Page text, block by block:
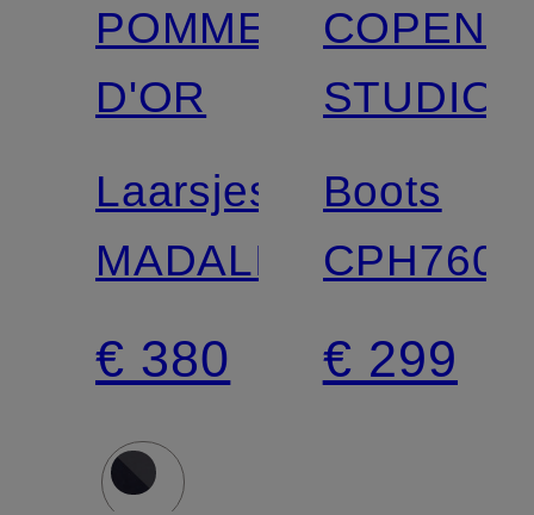
POMME
D'OR
Laarsjes
MADALINA
€ 380
STUDIOS
Boots
CPH760
€ 299